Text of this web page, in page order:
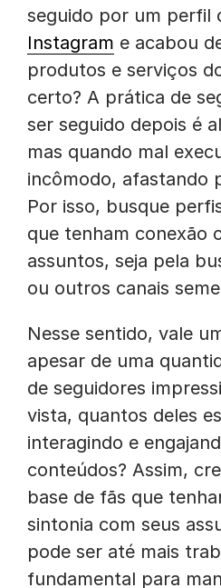
seguido por um perfil
Instagram e acabou
produtos e serviços
certo? A prática de
ser seguido depois é
mas quando mal
incômodo, afastando
Por isso, busque
que tenham conexão
assuntos, seja pela
ou outros canais
Nesse sentido, vale
apesar de uma
de seguidores
vista, quantos deles
interagindo e
conteúdos? Assim,
base de fãs que
sintonia com seus
pode ser até mais
fundamental para